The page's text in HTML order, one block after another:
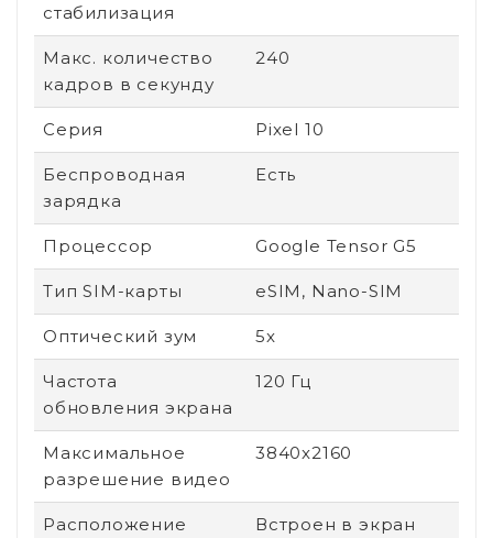
стабилизация
Макс. количество
кадров в секунду
240
Серия Pixel 10
Беспроводная
зарядка
Есть
Процессор Google Tensor G5
Тип SIM-карты eSIM, Nano-SIM
Оптический зум 5x
Частота
обновления экрана
120 Гц
Максимальное
разрешение видео
3840x2160
Расположение
Встроен в экран